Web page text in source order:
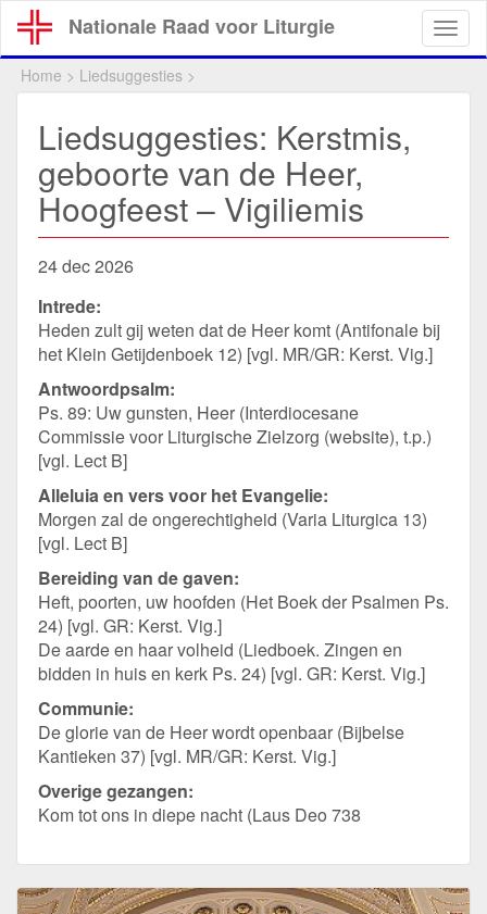
Overslaan
en
naar
Nationale Raad voor Liturgie
Home > Liedsuggesties >
Liedsuggesties: Kerstmis,
geboorte van de Heer,
Hoogfeest – Vigiliemis
24 dec 2026
Intrede:
Heden zult gij weten dat de Heer komt (Antifonale bij
het Klein Getijdenboek 12) [vgl. MR/GR: Kerst. Vig.]
Antwoordpsalm:
Ps. 89: Uw gunsten, Heer (Interdiocesane
Commissie voor Liturgische Zielzorg (website), t.p.)
[vgl. Lect B]
Alleluia en vers voor het Evangelie:
Morgen zal de ongerechtigheid (Varia Liturgica 13)
[vgl. Lect B]
Bereiding van de gaven:
Heft, poorten, uw hoofden (Het Boek der Psalmen Ps.
24) [vgl. GR: Kerst. Vig.]
De aarde en haar volheid (Liedboek. Zingen en
bidden in huis en kerk Ps. 24) [vgl. GR: Kerst. Vig.]
Communie:
De glorie van de Heer wordt openbaar (Bijbelse
Kantieken 37) [vgl. MR/GR: Kerst. Vig.]
Overige gezangen:
Kom tot ons in diepe nacht (Laus Deo 738